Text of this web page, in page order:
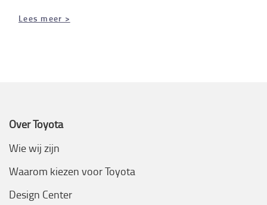
Lees meer >
Over Toyota
Wie wij zijn
Waarom kiezen voor Toyota
Design Center